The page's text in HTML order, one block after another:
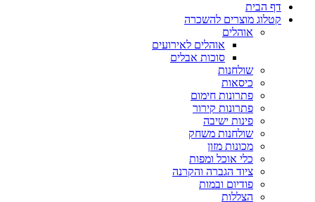
דף הבית
קטלוג מוצרים להשכרה
אוהלים
אוהלים לאירועים
סוכות אבלים
שולחנות
כיסאות
פתרונות חימום
פתרונות קירור
פינות ישיבה
שולחנות משחק
מכונות מזון
כלי אוכל ומפות
ציוד הגברה והקרנה
פודיום ובמות
הצללות